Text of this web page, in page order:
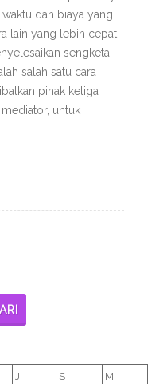
dan biaya yang
lain yang lebih cepat
sengketa
salah satu cara
pihak ketiga
untuk
J S M